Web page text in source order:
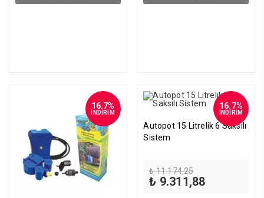
16.7%
İNDİRİM
Autopot 15 Litrelik 6 Saksılı
Sistem
₺11.174,25Orijinal
fiyat:
₺ 9.311,88Şu
16.7%
İNDİRİM